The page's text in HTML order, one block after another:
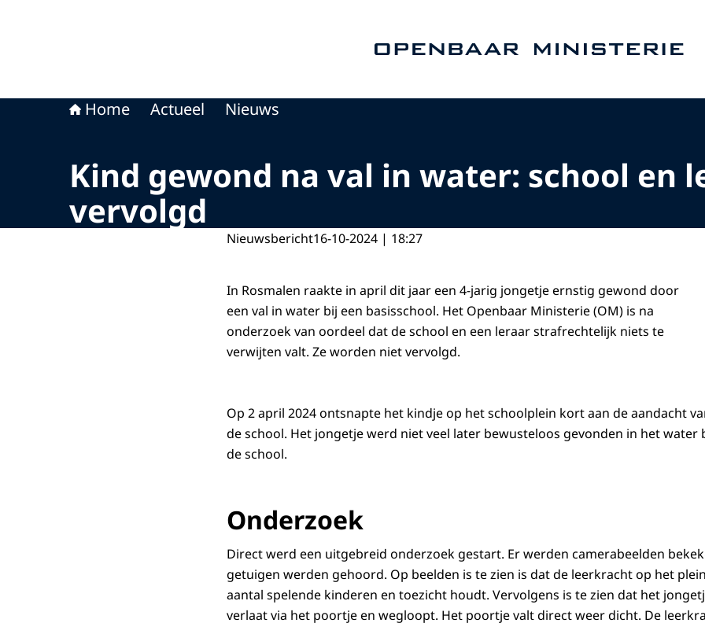
Home Actueel Nieuws
Kind gewond na val in water: school en
vervolgd
Nieuwsbericht16-10-2024 | 18:27
In Rosmalen raakte in april dit jaar een 4-jarig jongetje ernstig gewond door
een val in water bij een basisschool. Het Openbaar Ministerie (OM) is na
onderzoek van oordeel dat de school en een leraar strafrechtelijk niets te
verwijten valt. Ze worden niet vervolgd.
Op 2 april 2024 ontsnapte het kindje op het schoolplein kort aan de aandacht
de school. Het jongetje werd niet veel later bewusteloos gevonden in het water
de school.
Onderzoek
Direct werd een uitgebreid onderzoek gestart. Er werden camerabeelden
getuigen werden gehoord. Op beelden is te zien is dat de leerkracht op het
aantal spelende kinderen en toezicht houdt. Vervolgens is te zien dat het
verlaat via het poortje en wegloopt. Het poortje valt direct weer dicht. De